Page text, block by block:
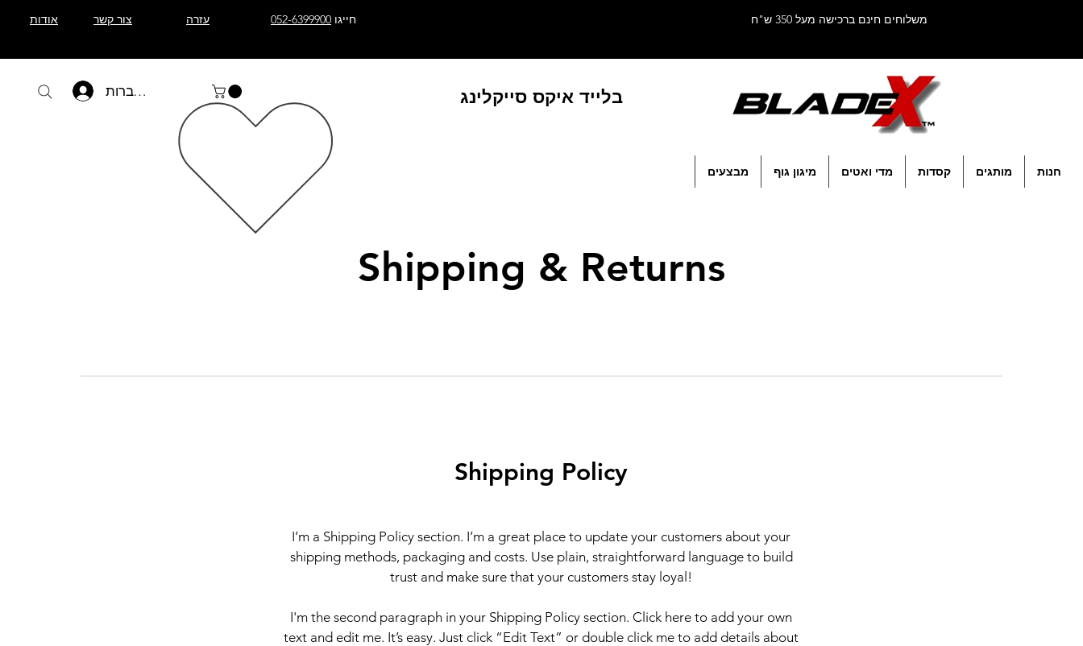
אודות צור קשר עזרה חייגו 052-6399900 משלוחים חינם ברכישה מעל 350 ש"ח
להתחברות בלייד איקס סייקלינג
חנות מותגים קסדות מדי ואטים מיגון גוף מבצעים
Shipping & Returns
Shipping Policy
I’m a Shipping Policy section. I’m a great place to update your customers about your
shipping methods, packaging and costs. Use plain, straightforward language to build
trust and make sure that your customers stay loyal!
I'm the second paragraph in your Shipping Policy section. Click here to add your own
text and edit me. It’s easy. Just click “Edit Text” or double click me to add details about